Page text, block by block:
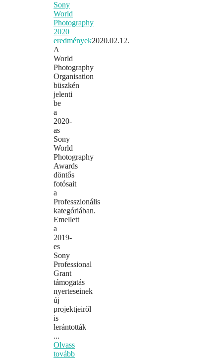
Sony
World
Photography
2020
eredmények2020.02.12.
A
World
Photography
Organisation
büszkén
jelenti
be
a
2020-
as
Sony
World
Photography
Awards
döntős
fotósait
a
Professzionális
kategóriában.
Emellett
a
2019-
es
Sony
Professional
Grant
támogatás
nyerteseinek
új
projektjeiről
is
lerántották
...
Olvass
tovább